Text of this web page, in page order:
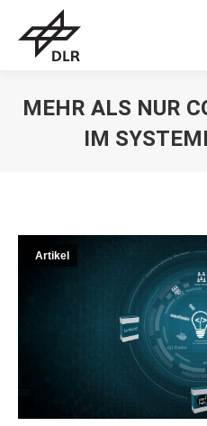
MEHR ALS NUR
IM
Artikel